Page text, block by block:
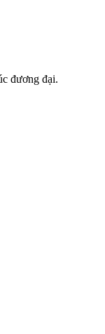
đương đại.